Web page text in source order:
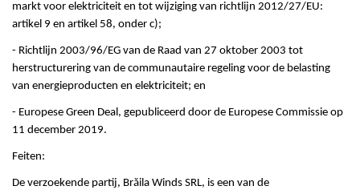
markt voor elektriciteit en tot wijziging van richtlijn 2012/27/EU:
artikel 9 en artikel 58, onder c);
- Richtlijn 2003/96/EG van de Raad van 27 oktober 2003 tot
herstructurering van de communautaire regeling voor de belasting
van energieproducten en elektriciteit; en
- Europese Green Deal, gepubliceerd door de Europese Commissie op
11 december 2019.
Feiten:
De verzoekende partij, Brăila Winds SRL, is een van de